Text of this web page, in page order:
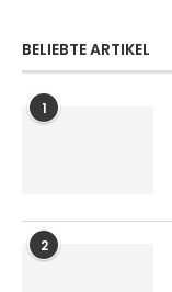
BELIEBTE ARTIKEL
1
2